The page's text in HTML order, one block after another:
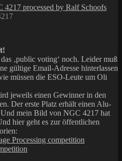
‚public voting‘ noch. Leider muß
gültige Email-Adresse hinterlassen
müssen die ESO-Leute um Oli
jeweils einen Gewinner in den
Der erste Platz erhält einen Alu-
mein Bild von NGC 4217 hat
hier geht es zur öffentlichen
Processing competition